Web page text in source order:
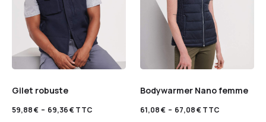
Gilet robuste
59,88€ – 69,36€TTC
Bodywarmer Nano femme
61,08€ – 67,08€TTC